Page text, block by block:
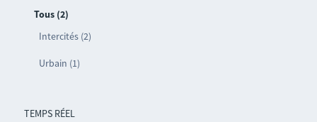
Tous (2)
Intercités (2)
Urbain (1)
TEMPS RÉEL